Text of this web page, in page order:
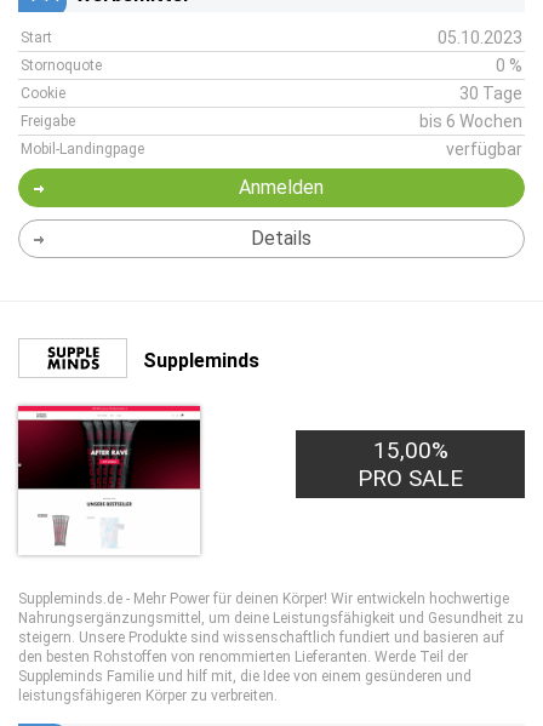
Start 05.10.2023
Stornoquote 0 %
Cookie 30 Tage
Freigabe bis 6 Wochen
Mobil-Landingpage verfügbar
Anmelden
Details
Suppleminds
15,00%
PRO SALE
Suppleminds.de - Mehr Power für deinen Körper! Wir entwickeln hochwertige
Nahrungsergänzungsmittel, um deine Leistungsfähigkeit und Gesundheit zu
steigern. Unsere Produkte sind wissenschaftlich fundiert und basieren auf
den besten Rohstoffen von renommierten Lieferanten. Werde Teil der
Suppleminds Familie und hilf mit, die Idee von einem gesünderen und
leistungsfähigeren Körper zu verbreiten.